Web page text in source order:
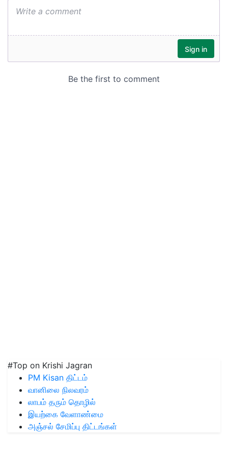
#Top on Krishi Jagran
PM Kisan திட்டம்
வானிலை நிலவரம்
லாபம் தரும் தொழில்
இயற்கை வேளாண்மை
அஞ்சல் சேமிப்பு திட்டங்கள்